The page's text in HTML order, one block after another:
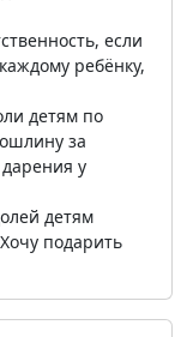
если
ребёнку,
детям по
за
у
детям
подарить